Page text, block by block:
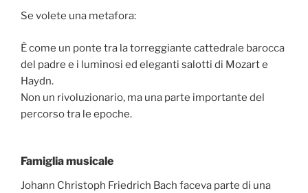
Se volete una metafora:
È come un ponte tra la torreggiante cattedrale barocca
del padre e i luminosi ed eleganti salotti di Mozart e
Haydn.
Non un rivoluzionario, ma una parte importante del
percorso tra le epoche.
Famiglia musicale
Johann Christoph Friedrich Bach faceva parte di una